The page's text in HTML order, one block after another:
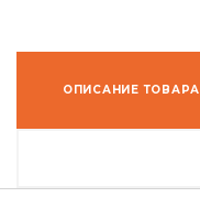
ОПИСАНИЕ ТОВАРА